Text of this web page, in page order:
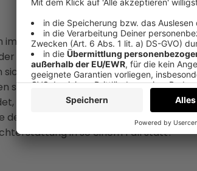
Mühlviertel etwas Furchtbares:
Täter, ein Jäger, ist auf der Flucht.
die Nachrichten über die Morde
sich viele Fragen.
was weiß man über die Morde?
Medien. Aber wie funktioniert das
in so einem Fall statt?